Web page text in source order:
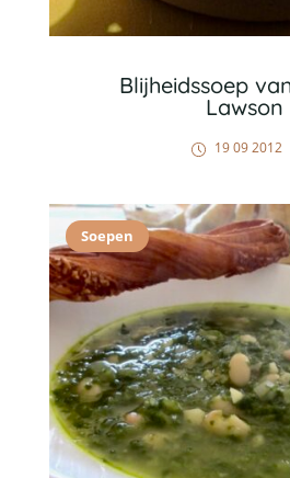
Blijheidssoep
Lawson
19 09 2012
Soepen